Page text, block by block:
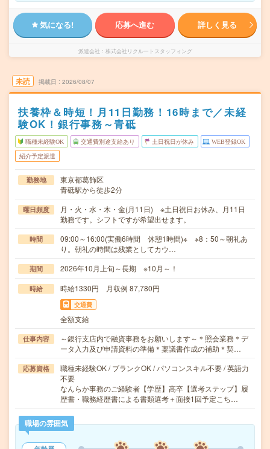
気になる! 応募へ進む 詳しく見る
派遣会社 株式会社リクルートスタッフィング
未読 掲載日 2026/08/07
扶養枠＆時短！月11日勤務！16時まで／未経
験OK！銀行事務～青砥
職種未経験OK 交通費別途支給あり 土日祝日が休み WEB登録OK
紹介予定派遣
勤務地
東京都葛飾区
青砥駅から徒歩2分
曜日頻度
月・火・水・木・金(月11日) ※土日祝日お休み、月11日
勤務です。シフトですが希望出せます。
時間
09:00～16:00(実働6時間 休憩1時間)※ ※8：50～朝礼あ
り。朝礼の時間は残業としてカウ…
期間 2026年10月上旬～長期 ※10月～！
時給 時給1330円 月収例 87,780円
交通費
全額支給
仕事内容
～銀行支店内で融資事務をお願いします～＊照会業務＊デ
ータ入力及び申請資料の準備＊稟議書作成の補助＊契…
応募資格
職種未経験OK / ブランクOK / パソコンスキル不要 / 英語力
不要
なんらか事務のご経験者【学歴】高卒【選考ステップ】履
歴書・職務経歴書による書類選考＋面接1回予定こち…
職場の雰囲気